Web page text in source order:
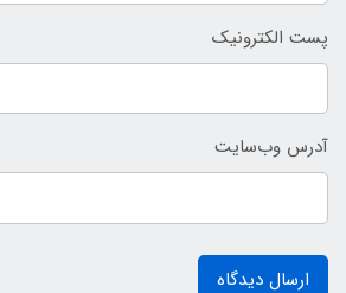
پست الکترونیک
آدرس وب‌سایت
ارسال دیدگاه